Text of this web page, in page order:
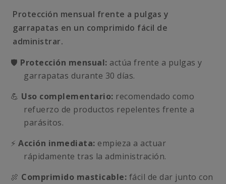
Protección mensual frente a pulgas y
garrapatas en un comprimido fácil de
administrar.
🛡️ Protección mensual: actúa frente a pulgas y
garrapatas durante 30 días.
💪 Uso complementario: recomendado como
refuerzo de productos repelentes frente a
parásitos.
⚡ Acción inmediata: empieza a actuar
rápidamente tras la administración.
🍖 Comprimido masticable: fácil de dar junto con